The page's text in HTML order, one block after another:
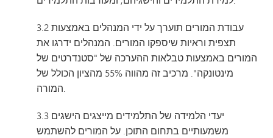
3.2 עבודת המורים תוערך על ידי המנהלים באמצעות
תצפית וראיות שיספקו המורים. המנהלים ידרגו את
המורים באמצעות טבלאות ההערכה של "סטנדרטים של
מינטונקה". מרכיב זה מהווה 55% מהציון הכולל של
המורה.
3.3 יעדי הלמידה של התלמידים מייצגים הישגים
משמעותיים בתחום התוכן. על המורים להשתמש